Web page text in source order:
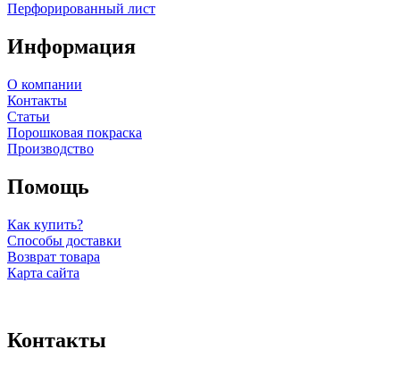
Перфорированный лист
Информация
О компании
Контакты
Статьи
Порошковая покраска
Производство
Помощь
Как купить?
Способы доставки
Возврат товара
Карта сайта
Контакты